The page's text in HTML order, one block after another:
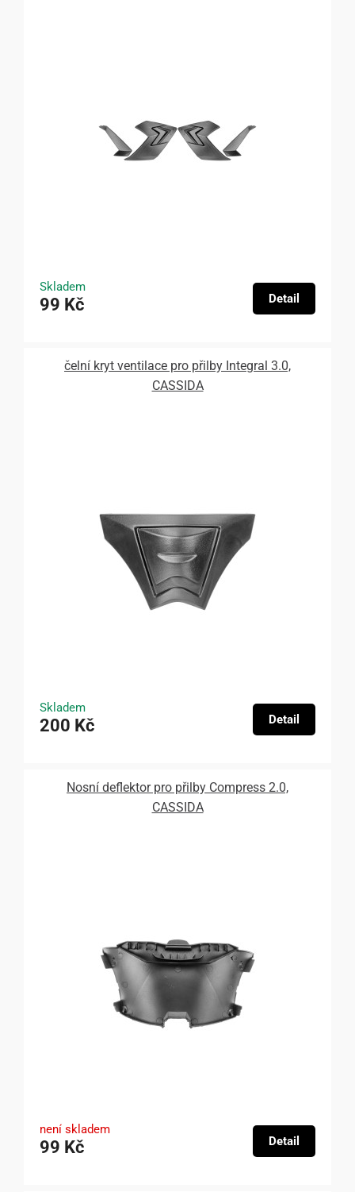
Skladem
99 Kč Detail
čelní kryt ventilace pro přilby Integral 3.0,
CASSIDA
Skladem
200 Kč Detail
Nosní deflektor pro přilby Compress 2.0,
CASSIDA
není skladem
99 Kč Detail